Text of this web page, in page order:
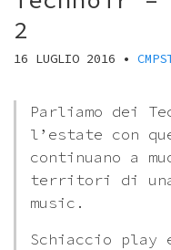
2
16 LUGLIO 2016 •
Parliamo dei
l’estate con
continuano a
territori di
music.
Schiaccio play